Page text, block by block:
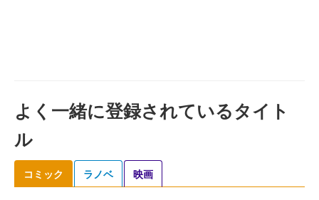
よく一緒に登録されているタイト
ル
コミック ラノベ 映画